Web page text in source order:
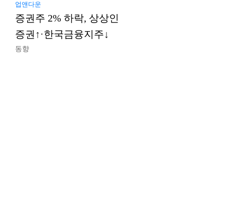
업앤다운
증권주 2% 하락, 상상인
증권↑·한국금융지주↓
동향